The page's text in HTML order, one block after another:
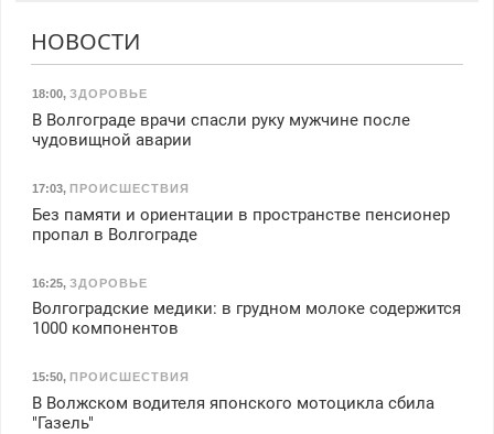
НОВОСТИ
18:00, ЗДОРОВЬЕ
В Волгограде врачи спасли руку мужчине после
чудовищной аварии
17:03, ПРОИСШЕСТВИЯ
Без памяти и ориентации в пространстве пенсионер
пропал в Волгограде
16:25, ЗДОРОВЬЕ
Волгоградские медики: в грудном молоке содержится
1000 компонентов
15:50, ПРОИСШЕСТВИЯ
В Волжском водителя японского мотоцикла сбила
"Газель"